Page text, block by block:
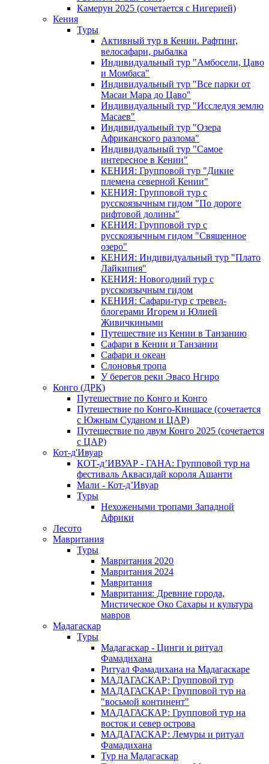
Камерун 2025 (сочетается с Нигерией)
Кения
Туры
Активный тур в Кении. Рафтинг,
велосафари, рыбалка
Индивидуальный тур "Амбосели, Цаво
и Момбаса"
Индивидуальный тур "Все парки от
Масаи Мара до Цаво"
Индивидуальный тур "Исследуя землю
Масаев"
Индивидуальный тур "Озера
Африканского разлома"
Индивидуальный тур "Самое
интересное в Кении"
КЕНИЯ: Групповой тур "Дикие
племена северной Кении"
КЕНИЯ: Групповой тур с
русскоязычным гидом "По дороге
рифтовой долины"
КЕНИЯ: Групповой тур с
русскоязычным гидом "Священное
озеро"
КЕНИЯ: Индивидуальный тур "Плато
Лайкипия"
КЕНИЯ: Новогодний тур с
русскоязычным гидом
КЕНИЯ: Сафари-тур с тревел-
блогерами Игорем и Юлией
Живичкиными
Путешествие из Кении в Танзанию
Сафари в Кении и Танзании
Сафари и океан
Слоновья тропа
У берегов реки Эвасо Нгиро
Конго (ДРК)
Путешествие по Конго и Конго
Путешествие по Конго-Киншасе (сочетается
с Южным Суданом и ЦАР)
Путешествие по двум Конго 2025 (сочетается
с ЦАР)
Кот-д'Ивуар
КОТ-д’ИВУАР - ГАНА: Групповой тур на
фестиваль Аквасидай короля Ашанти
Мали - Кот-д’Ивуар
Туры
Нехожеными тропами Западной
Африки
Лесото
Мавритания
Туры
Мавритания 2020
Мавритания 2024
Мавритания
Мавритания: Древние города,
Мистическое Око Сахары и культура
мавров
Мадагаскар
Туры
Мадагаскар - Цинги и ритуал
Фамадихана
Ритуал Фамадихана на Мадагаскаре
МАДАГАСКАР: Групповой тур
МАДАГАСКАР: Групповой тур на
"восьмой континент"
МАДАГАСКАР: Групповой тур на
восток и север острова
МАДАГАСКАР: Лемуры и ритуал
Фамадихана
Тур на Мадагаскар